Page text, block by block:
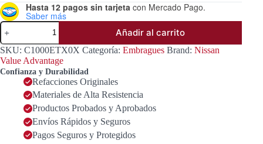
Hasta 12 pagos sin tarjeta con Mercado Pago.
Saber más
Kit
De
Clutch
Tiida
1.8L
2007-
Advantage
cantidad
Añadir al carrito
SKU: C1000ETX0X Categoría: Embragues Brand: Nissan
Value Advantage
Confianza y Durabilidad
Refacciones Originales
Materiales de Alta Resistencia
Productos Probados y Aprobados
Envíos Rápidos y Seguros
Pagos Seguros y Protegidos